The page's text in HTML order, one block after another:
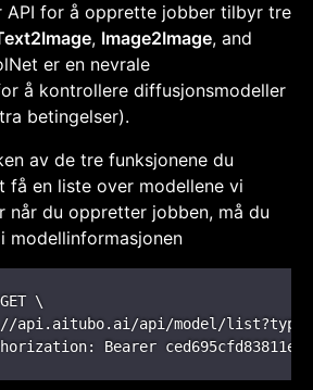
API for å opprette jobber tilbyr tre
, Image2Image, and
er en nevrale
å kontrollere diffusjonsmodeller
betingelser).
av de tre funksjonene du
få en liste over modellene vi
når du oppretter jobben, må du
modellinformasjonen
\
api/model/
Bearer